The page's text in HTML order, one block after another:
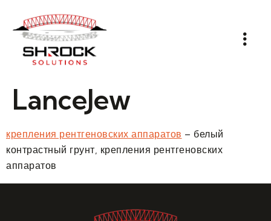
LanceJew
крепления рентгеновских аппаратов – белый
контрастный грунт, крепления рентгеновских
аппаратов